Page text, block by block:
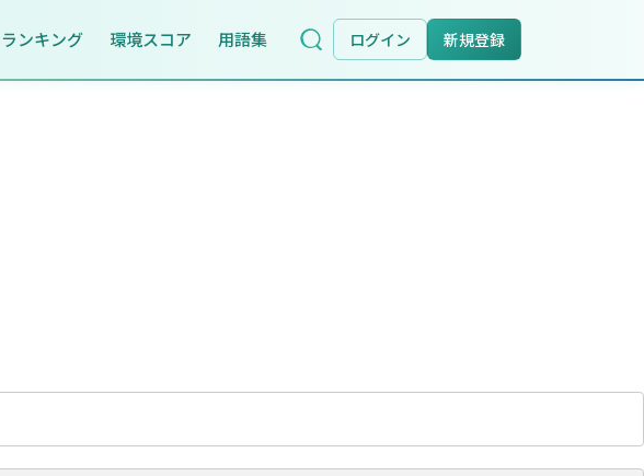
ランキング 環境スコア 用語集 ログイン 新規登録